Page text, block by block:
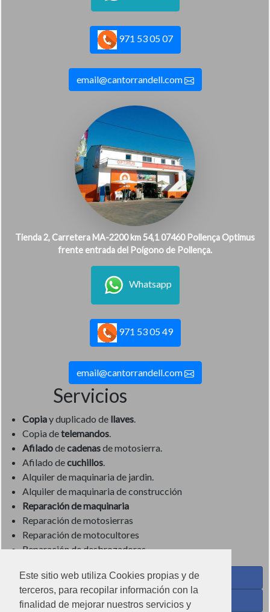
Este sitio web utiliza Cookies propias y de
terceros, para recopilar información con la
finalidad de mejorar nuestros servicios y
971 53 05 07
email@cantorrandell.com
Tienda 2, Carretera MA-2200 km 54,1 07460 Pollença Optimus
frente entrada del Poígono de Pollença.
Whatsapp
971 53 05 49
email@cantorrandell.com
Servicios
Copiay duplicado de llaves.
Copia detelemandos.
Afiladodecadenasde motosierra.
Afilado decuchillos.
Alquiler de maquinaria de jardin.
Alquiler de maquinaria de construcción
Reparación de maquinaria
Reparación de motosierras
Reparación de motocultores
Reparación de desbrozadoras
Coses de Cuina - Menaje y hogar en Facebook
Ferreteria Torrandell en Facebook